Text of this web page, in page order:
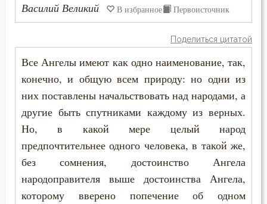
Благочестие
Блуд
Богатство
Богопознание
Богородица
Нил Синайский
Петр Дамаскин
Серафим Саровский
Симеон Новый Богослов
Феодор Эдесский
Василий Великий В избранное Первоисточник
Поделиться цитатой
Все Ангелы имеют как одно наименование, так,
конечно, и общую всем природу: но одни из
них поставлены начальствовать над народами, а
другие быть спутниками каждому из верных.
Но, в какой мере целый народ
предпочтительнее одного человека, в такой же,
без сомнения, достоинство Ангела
народоправителя выше достоинства Ангела,
которому вверено попечение об одном